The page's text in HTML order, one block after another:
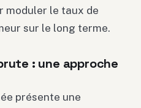
moduler le taux de
sur le long terme.
: une approche
présente une